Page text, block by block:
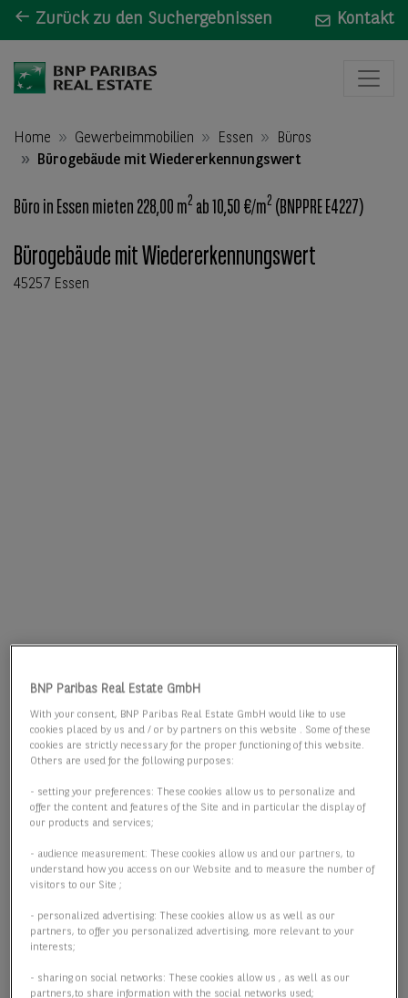
Zurück zu den Suchergebnissen Kontakt
Home Gewerbeimmobilien Essen
Büros
Bürogebäude mit Wiedererkennungswert
Büro in Essen mieten 228,00 m2 ab 10,50 €/m2 (BNPPRE E4227)
Bürogebäude mit Wiedererkennungswert
45257 Essen
BNP Paribas Real Estate GmbH
With your consent, BNP Paribas Real Estate GmbH would like to use
cookies placed by us and / or by partners on this website . Some of these
cookies are strictly necessary for the proper functioning of this website.
Others are used for the following purposes:
- setting your preferences: These cookies allow us to personalize and
offer the content and features of the Site and in particular the display of
our products and services;
- audience measurement: These cookies allow us and our partners, to
understand how you access on our Website and to measure the number of
visitors to our Site ;
- personalized advertising: These cookies allow us as well as our
partners, to offer you personalized advertising, more relevant to your
interests;
- sharing on social networks: These cookies allow us , as well as our
partners,to share information with the social networks used;